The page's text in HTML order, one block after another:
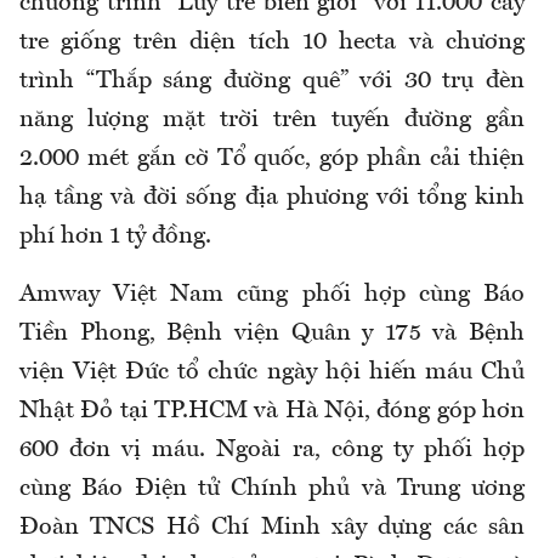
tre giống trên diện tích 10 hecta và chương
trình “Thắp sáng đường quê” với 30 trụ đèn
năng lượng mặt trời trên tuyến đường gần
2.000 mét gắn cờ Tổ quốc, góp phần cải thiện
hạ tầng và đời sống địa phương với tổng kinh
phí hơn 1 tỷ đồng.
Amway Việt Nam cũng phối hợp cùng Báo
Tiền Phong, Bệnh viện Quân y 175 và Bệnh
viện Việt Đức tổ chức ngày hội hiến máu Chủ
Nhật Đỏ tại TP.HCM và Hà Nội, đóng góp hơn
600 đơn vị máu. Ngoài ra, công ty phối hợp
cùng Báo Điện tử Chính phủ và Trung ương
Đoàn TNCS Hồ Chí Minh xây dựng các sân